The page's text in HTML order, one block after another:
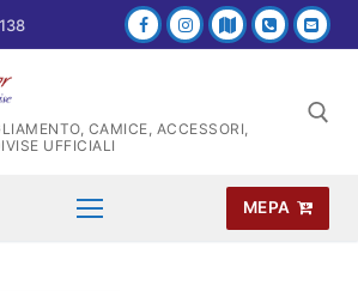
CAMICE, ACCESSORI,
UFFICIALI
MEPA